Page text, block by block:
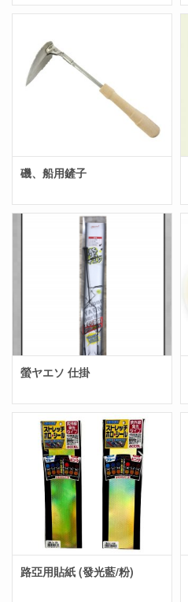
磯、船用鏟子
螢ヤエソ 仕掛
路亞用貼紙 (發光藍/粉)